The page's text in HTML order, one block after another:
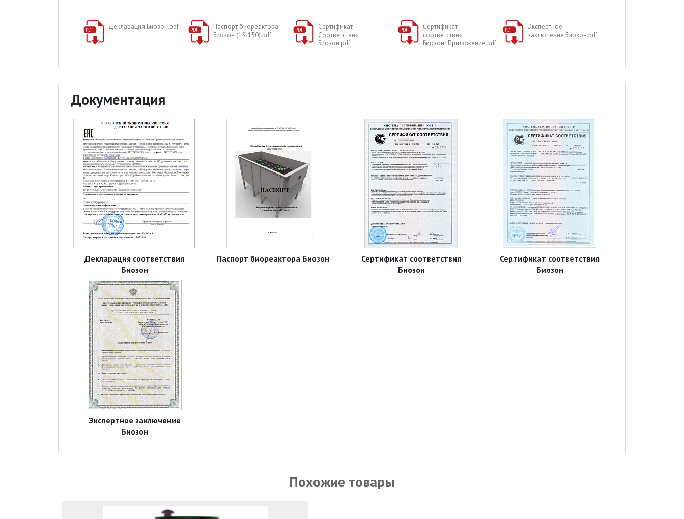
Декларация Биозон.pdf
Паспорт биореактора
Биозон (15-150).pdf
Сертификат
Соответствия
Биозон.pdf
Сертификат
соответствия
Биозон+Приложение.pdf
Экспертное
заключение Биозон.pdf
Документация
Декларация соответствия
Биозон
Паспорт биореактора Биозон
Сертификат соответствия
Биозон
Сертификат соответствия
Биозон
Экспертное заключение
Биозон
Похожие товары